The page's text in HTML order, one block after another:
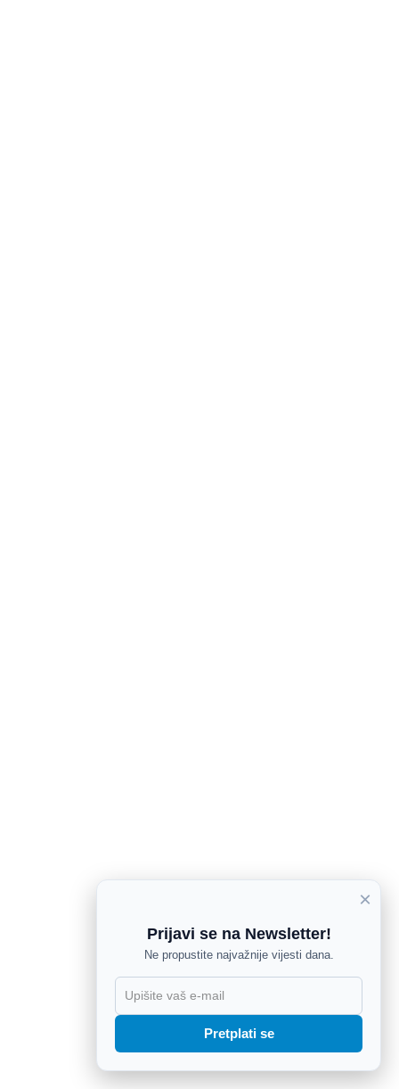
×
Prijavi se na Newsletter!
Ne propustite najvažnije vijesti dana.
Pretplati se